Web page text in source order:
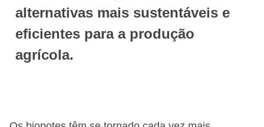
alternativas mais sustentáveis e
eficientes para a produção
agrícola.